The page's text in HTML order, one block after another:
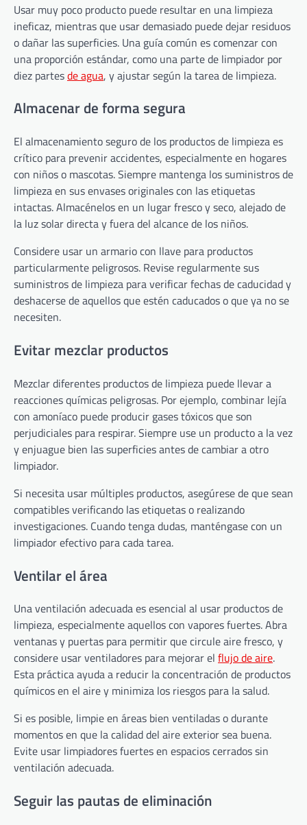
Usar muy poco producto puede resultar en una limpieza
ineficaz, mientras que usar demasiado puede dejar residuos
o dañar las superficies. Una guía común es comenzar con
una proporción estándar, como una parte de limpiador por
diez partesde agua, y ajustar según la tarea de limpieza.
Almacenar de forma segura
El almacenamiento seguro de los productos de limpieza es
crítico para prevenir accidentes, especialmente en hogares
con niños o mascotas. Siempre mantenga los suministros de
limpieza en sus envases originales con las etiquetas
intactas. Almacénelos en un lugar fresco y seco, alejado de
la luz solar directa y fuera del alcance de los niños.
Considere usar un armario con llave para productos
particularmente peligrosos. Revise regularmente sus
suministros de limpieza para verificar fechas de caducidad y
deshacerse de aquellos que estén caducados o que ya no se
necesiten.
Evitar mezclar productos
Mezclar diferentes productos de limpieza puede llevar a
reacciones químicas peligrosas. Por ejemplo, combinar lejía
con amoníaco puede producir gases tóxicos que son
perjudiciales para respirar. Siempre use un producto a la vez
y enjuague bien las superficies antes de cambiar a otro
limpiador.
Si necesita usar múltiples productos, asegúrese de que sean
compatibles verificando las etiquetas o realizando
investigaciones. Cuando tenga dudas, manténgase con un
limpiador efectivo para cada tarea.
Ventilar el área
Una ventilación adecuada es esencial al usar productos de
limpieza, especialmente aquellos con vapores fuertes. Abra
ventanas y puertas para permitir que circule aire fresco, y
considere usar ventiladores para mejorar el flujo de aire.
Esta práctica ayuda a reducir la concentración de productos
químicos en el aire y minimiza los riesgos para la salud.
Si es posible, limpie en áreas bien ventiladas o durante
momentos en que la calidad del aire exterior sea buena.
Evite usar limpiadores fuertes en espacios cerrados sin
ventilación adecuada.
Seguir las pautas de eliminación